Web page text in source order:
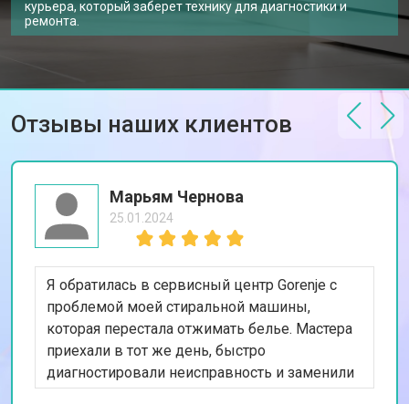
Замена шнура питания
(восстановление)
Заказать
Замена заливного клапана
Замена расходомера
Замена разбрызгивателя от 750 ₽ Заказать
циркуляционного насоса
от 1550 ₽ Заказать
Замена проточного
нагревательного элемента
курьера, который заберет технику для диагностики и
ремонта.
Отзывы наших клиентов
Марьям Чернова
25.01.2024
Я обратилась в сервисный центр Gorenje с
проблемой моей стиральной машины,
которая перестала отжимать белье. Мастера
приехали в тот же день, быстро
диагностировали неисправность и заменили
изношенный насос. Я впечатлена их